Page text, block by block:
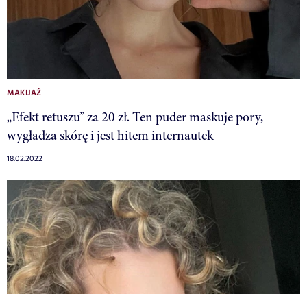
MAKIJAŻ
„Efekt retuszu” za 20 zł. Ten puder maskuje pory,
wygładza skórę i jest hitem internautek
18.02.2022